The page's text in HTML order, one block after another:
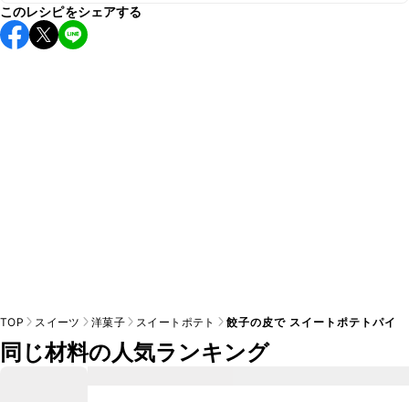
保存期間は冷蔵で当日中が目安です。なるべくお早めにお召
し上がりください。
このレシピをシェアする
TOP スイーツ 洋菓子 スイートポテト 餃子の皮で スイートポテトパイ
同じ材料の人気ランキング